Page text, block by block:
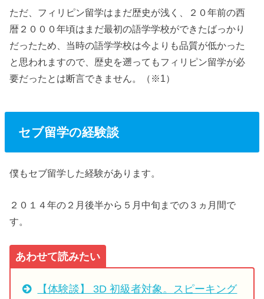
ただ、フィリピン留学はまだ歴史が浅く、２０年前の西
暦２０００年頃はまだ最初の語学学校ができたばっかり
だったため、当時の語学学校は今よりも品質が低かった
と思われますので、歴史を遡ってもフィリピン留学が必
要だったとは断言できません。（※1）
セブ留学の経験談
僕もセブ留学した経験があります。
２０１４年の２月後半から５月中旬までの３ヵ月間で
す。
あわせて読みたい
【体験談】 3D 初級者対象。スピーキング